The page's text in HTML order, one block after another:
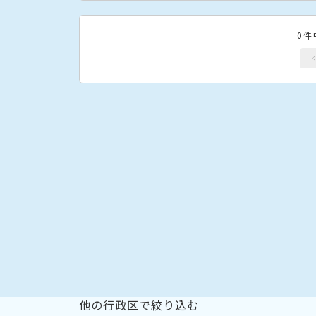
0件
他の行政区で絞り込む